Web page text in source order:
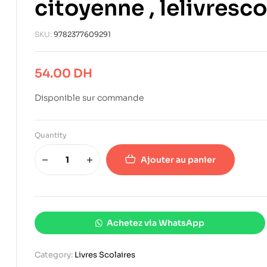
citoyenne ,
SKU: 9782377609291
54.00 DH
Disponible sur commande
Quantity
Ajouter au panier
Achetez via WhatsApp
Category: Livres Scolaires